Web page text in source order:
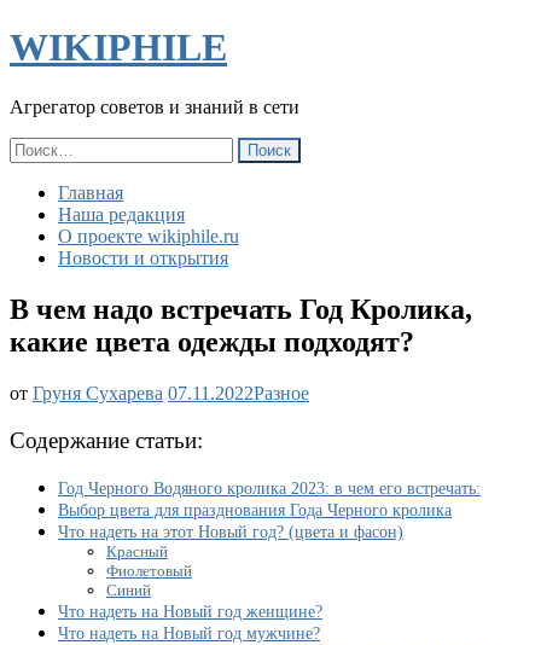
WIKIPHILE
Агрегатор советов и знаний в сети
Найти:
Главная
Наша редакция
О проекте wikiphile.ru
Новости и открытия
В чем надо встречать Год Кролика,
какие цвета одежды подходят?
от Груня Сухарева 07.11.2022В
Кролика,
какие
цвета
Разное
Содержание статьи:
Год Черного Водяного кролика 2023: в чем его встречать:
Выбор цвета для празднования Года Черного кролика
Что надеть на этот Новый год? (цвета и фасон)
Красный
Фиолетовый
Синий
Что надеть на Новый год женщине?
Что надеть на Новый год мужчине?